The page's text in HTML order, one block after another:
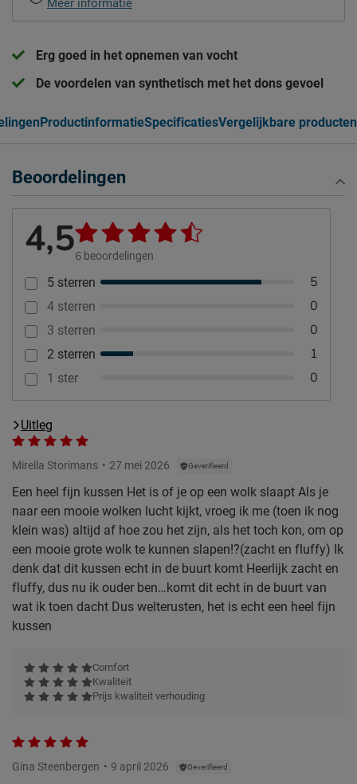
Meer informatie
Erg goed in het opnemen van vocht
De voordelen van synthetisch met het dons gevoel
ProductinformatieSpecificatiesVergelijkbare producten
Beoordelingen
4,56 beoordelingen
5 sterren 5
4 sterren 0
3 sterren 0
2 sterren 1
1 ster 0
Uitleg
Mirella Storimans 27 mei 2026 Geverifieerd
Een heel fijn kussen Het is of je op een wolk slaapt Als je
naar een mooie wolken lucht kijkt, vroeg ik me (toen ik nog
klein was) altijd af hoe zou het zijn, als het toch kon, om op
een mooie grote wolk te kunnen slapen!?(zacht en fluffy) Ik
denk dat dit kussen echt in de buurt komt Heerlijk zacht en
fluffy, dus nu ik ouder ben…komt dit echt in de buurt van
wat ik toen dacht Dus welterusten, het is echt een heel fijn
kussen
Comfort
Kwaliteit
Prijs kwaliteit verhouding
Gina Steenbergen 9 april 2026 Geverifieerd